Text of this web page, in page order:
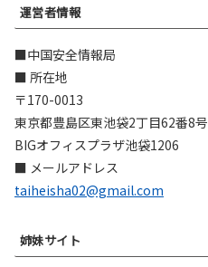
運営者情報
■中国安全情報局
■ 所在地
〒170-0013
東京都豊島区東池袋2丁目62番8号
BIGオフィスプラザ池袋1206
■ メールアドレス
taiheisha02@gmail.com
姉妹サイト